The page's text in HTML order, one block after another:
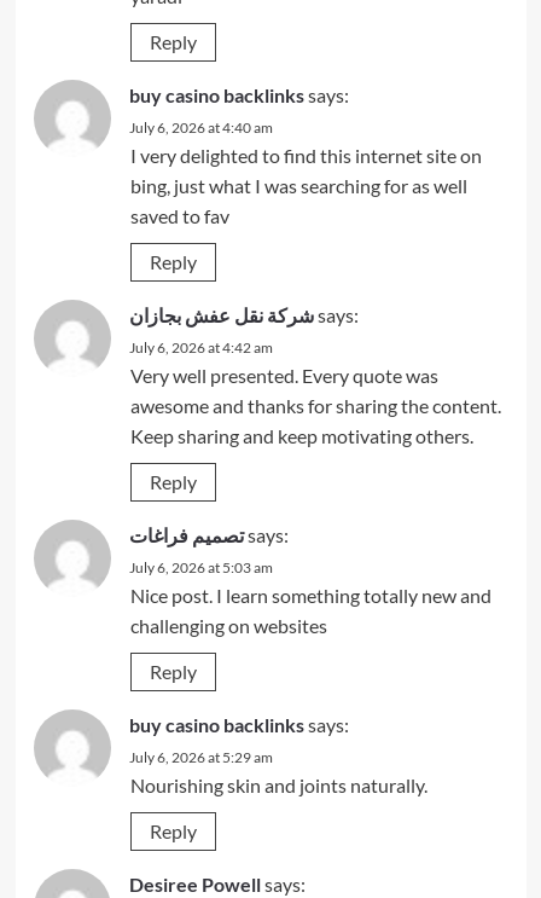
Reply
buy casino backlinkssays:
July 6, 2026 at 4:40 am
I very delighted to find this internet site on
bing, just what I was searching for as well
saved to fav
Reply
شركة نقل عفش بجازانsays:
July 6, 2026 at 4:42 am
Very well presented. Every quote was
awesome and thanks for sharing the content.
Keep sharing and keep motivating others.
Reply
تصميم فراغاتsays:
July 6, 2026 at 5:03 am
Nice post. I learn something totally new and
challenging on websites
Reply
buy casino backlinkssays:
July 6, 2026 at 5:29 am
Nourishing skin and joints naturally.
Reply
Desiree Powellsays: